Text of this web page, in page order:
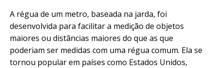
A régua de um metro, baseada na jarda, foi
desenvolvida para facilitar a medição de objetos
maiores ou distâncias maiores do que as que
poderiam ser medidas com uma régua comum. Ela se
tornou popular em países como Estados Unidos,